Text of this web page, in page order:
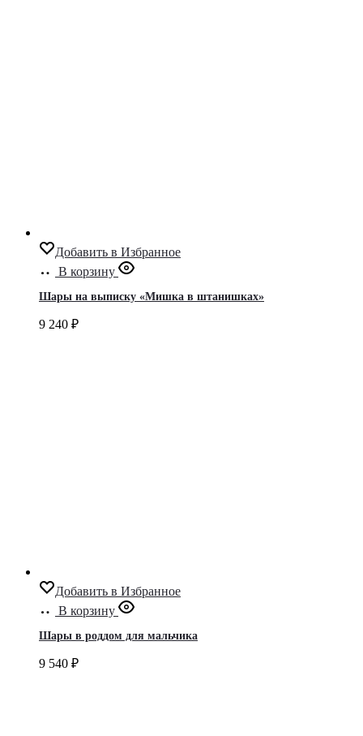
Добавить в Избранное
В корзину
Шары на выписку «Мишка в штанишках»
9 240 ₽
Добавить в Избранное
В корзину
Шары в роддом для мальчика
9 540 ₽